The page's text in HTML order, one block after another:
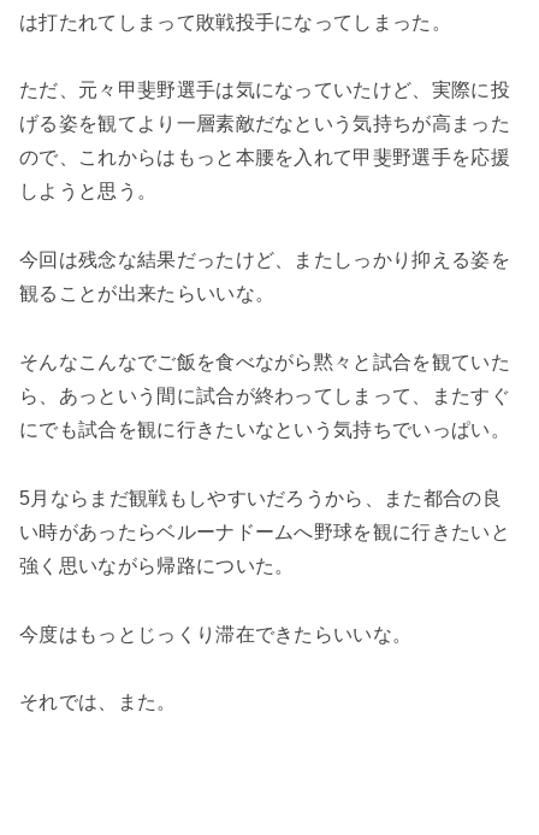
は打たれてしまって敗戦投手になってしまった。
ただ、元々甲斐野選手は気になっていたけど、実際に投
げる姿を観てより一層素敵だなという気持ちが高まった
ので、これからはもっと本腰を入れて甲斐野選手を応援
しようと思う。
今回は残念な結果だったけど、またしっかり抑える姿を
観ることが出来たらいいな。
そんなこんなでご飯を食べながら黙々と試合を観ていた
ら、あっという間に試合が終わってしまって、またすぐ
にでも試合を観に行きたいなという気持ちでいっぱい。
5月ならまだ観戦もしやすいだろうから、また都合の良
い時があったらベルーナドームへ野球を観に行きたいと
強く思いながら帰路についた。
今度はもっとじっくり滞在できたらいいな。
それでは、また。